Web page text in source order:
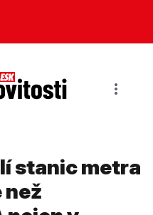
stanic metra
než